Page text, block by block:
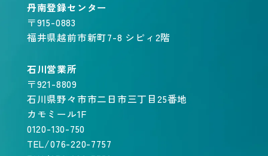
丹南登録センター
〒915-0883
福井県越前市新町7-8 シピィ2階
石川営業所
〒921-8809
石川県野々市市二日市三丁目25番地
カモミール1F
0120-130-750
TEL/076-220-7757